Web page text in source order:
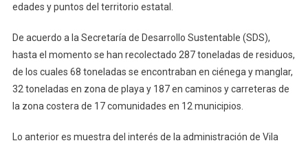
edades y puntos del territorio estatal.
De acuerdo a la Secretaría de Desarrollo Sustentable (SDS),
hasta el momento se han recolectado 287 toneladas de residuos,
de los cuales 68 toneladas se encontraban en ciénega y manglar,
32 toneladas en zona de playa y 187 en caminos y carreteras de
la zona costera de 17 comunidades en 12 municipios.
Lo anterior es muestra del interés de la administración de Vila